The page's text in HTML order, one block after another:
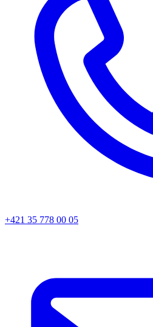
+421 35 778 00 05